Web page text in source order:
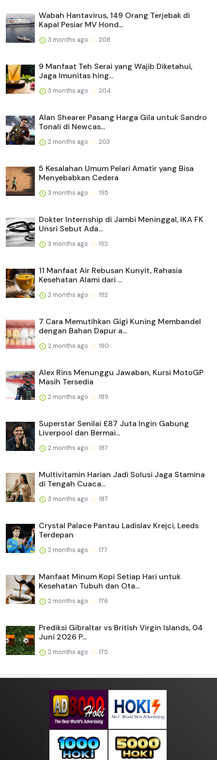
Wabah Hantavirus, 149 Orang Terjebak di
Kapal Pesiar MV Hond...
3 months ago 208
9 Manfaat Teh Serai yang Wajib Diketahui,
Jaga Imunitas hing...
3 months ago 204
Alan Shearer Pasang Harga Gila untuk Sandro
Tonali di Newcas...
2 months ago 203
5 Kesalahan Umum Pelari Amatir yang Bisa
Menyebabkan Cedera
3 months ago 195
Dokter Internship di Jambi Meninggal, IKA FK
Unsri Sebut Ada...
3 months ago 192
11 Manfaat Air Rebusan Kunyit, Rahasia
Kesehatan Alami dari ...
2 months ago 192
7 Cara Memutihkan Gigi Kuning Membandel
dengan Bahan Dapur a...
2 months ago 190
Alex Rins Menunggu Jawaban, Kursi MotoGP
Masih Tersedia
2 months ago 189
Superstar Senilai £87 Juta Ingin Gabung
Liverpool dan Bermai...
2 months ago 187
Multivitamin Harian Jadi Solusi Jaga Stamina
di Tengah Cuaca...
3 months ago 187
Crystal Palace Pantau Ladislav Krejci, Leeds
Terdepan
2 months ago 177
Manfaat Minum Kopi Setiap Hari untuk
Kesehatan Tubuh dan Ota...
2 months ago 176
Prediksi Gibraltar vs British Virgin Islands, 04
Juni 2026 P...
2 months ago 175